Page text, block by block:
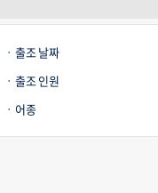
출조 날짜
출조 인원
어종